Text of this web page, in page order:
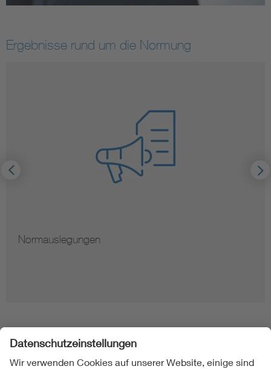
Ergebnisse rund um die Normung
Normauslegungen